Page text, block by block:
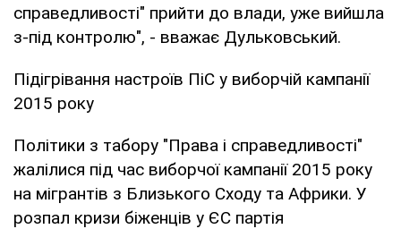
справедливості" прийти до влади, уже вийшла
з-під контролю", - вважає Дульковський.
Підігрівання настроїв ПіС у виборчій кампанії
2015 року
Політики з табору "Права і справедливості"
жалілися під час виборчої кампанії 2015 року
на мігрантів з Близького Сходу та Африки. У
розпал кризи біженців у ЄС партія